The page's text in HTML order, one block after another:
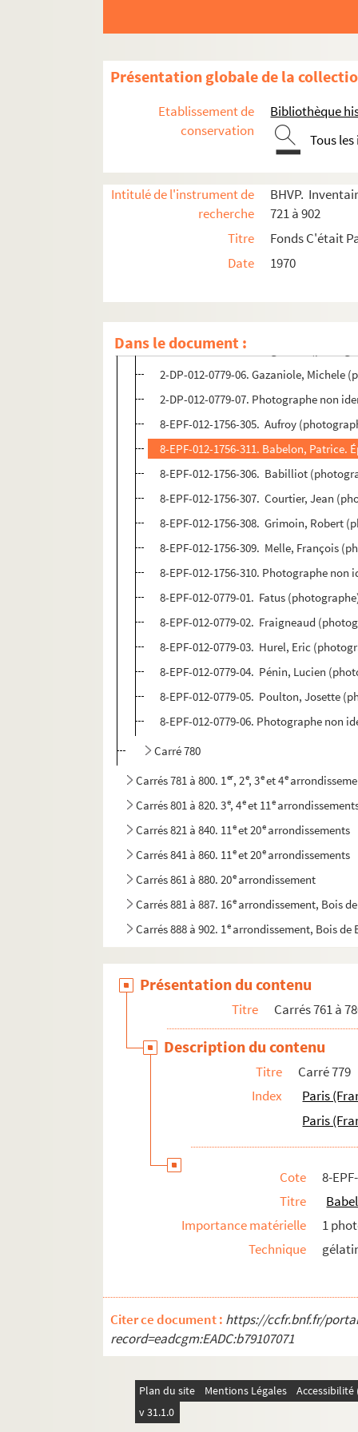
Présentation globale de la
Etablissement de
conservation
Bibliothèque
Tous
Intitulé de l'instrument de
recherche
BHVP.
721 à 902
Titre
Fonds C'était
Date
1970
Dans le document :
Carré 773
Carré 777
Carré 778
2-DP-012-0779-03. Chaude, Bernard
2-DP-012-0779-04. Feau, Daniel
2-DP-012-0779-05. Fraigneaud
2-DP-012-0779-06. Gazaniole, Michele
2-DP-012-0779-07. Photographe non
8-EPF-012-1756-305. Aufroy
8-EPF-012-1756-311. Babelon, Patrice.
8-EPF-012-1756-306. Babilliot
8-EPF-012-1756-307. Courtier, Jean
8-EPF-012-1756-308. Grimoin, Robert
8-EPF-012-1756-309. Melle, François
8-EPF-012-1756-310. Photographe non
8-EPF-012-0779-01. Fatus
8-EPF-012-0779-02. Fraigneaud
8-EPF-012-0779-03. Hurel, Eric
8-EPF-012-0779-04. Pénin, Lucien
8-EPF-012-0779-05. Poulton, Josette
8-EPF-012-0779-06. Photographe non
Carré 780
Carrés 781 à 800. 1er, 2e, 3eet 4e
Carrés 801 à 820. 3e, 4eet 11e
Carrés 821 à 840. 11eet 20earrondissements
Carrés 841 à 860. 11eet 20earrondissements
Carrés 861 à 880. 20earrondissement
Carrés 881 à 887. 16earrondissement, Bois
Carrés 888 à 902. 1earrondissement, Bois de
Présentation du contenu
Titre Carrés 761 à
Description du contenu
Titre
Carré 779
Index
Paris
Paris
Cote
8-
Titre
Importance matérielle
1
Technique
Citer ce document : https://ccfr.bnf.fr/
record=eadcgm:EADC:b79107071
Plan du site Mentions Légales
v 31.1.0